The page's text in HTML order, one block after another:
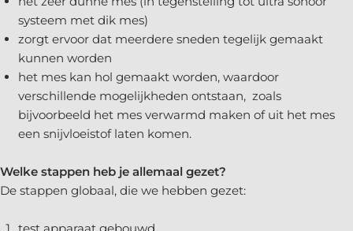
systeem met dik mes)
zorgt ervoor dat meerdere sneden tegelijk gemaakt
kunnen worden
het mes kan hol gemaakt worden, waardoor
verschillende mogelijkheden ontstaan, zoals
bijvoorbeeld het mes verwarmd maken of uit het mes
een snijvloeistof laten komen.
Welke stappen heb je allemaal gezet?
De stappen globaal, die we hebben gezet: